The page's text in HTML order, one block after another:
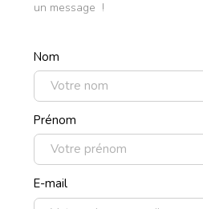
un message !
Nom
Prénom
E-mail